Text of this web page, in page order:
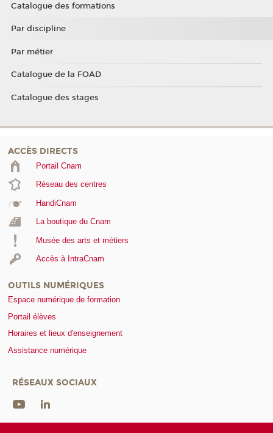
Catalogue des formations
Par discipline
Par métier
Catalogue de la FOAD
Catalogue des stages
ACCÈS DIRECTS
Portail Cnam
Réseau des centres
HandiCnam
La boutique du Cnam
Musée des arts et métiers
Accès à IntraCnam
OUTILS NUMÉRIQUES
Espace numérique de formation
Portail élèves
Horaires et lieux d'enseignement
Assistance numérique
RÉSEAUX SOCIAUX